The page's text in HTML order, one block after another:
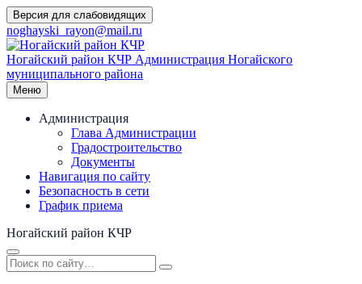
Перейти
к
содержимому
Версия для слабовидящих
noghayski_rayon@mail.ru
Ногайский район КЧР Администрация Ногайского
муниципального района
Меню
Администрация
Глава Администрации
Градостроительство
Документы
Навигация по сайту
Безопасность в сети
График приема
Ногайский район КЧР